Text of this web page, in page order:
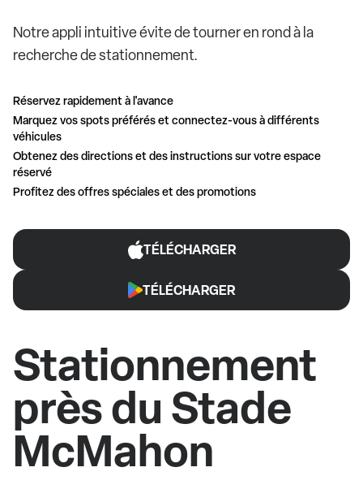
Notre appli intuitive évite de tourner en rond à la
recherche de stationnement.
Réservez rapidement à l'avance
Marquez vos spots préférés et connectez-vous à différents
véhicules
Obtenez des directions et des instructions sur votre espace
réservé
Profitez des offres spéciales et des promotions
TÉLÉCHARGER
TÉLÉCHARGER
Stationnement
près du Stade
McMahon